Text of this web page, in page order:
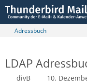
Adressbuch
LDAP
divB 10.